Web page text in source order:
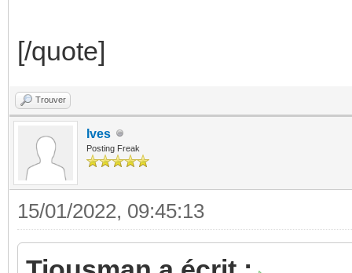
[/quote]
Trouver
Ives
Posting Freak
15/01/2022, 09:45:13